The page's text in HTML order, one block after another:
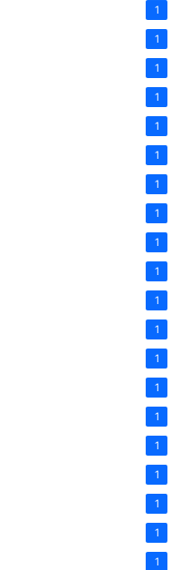
1
1
1
1
1
1
1
1
1
1
1
1
1
1
1
1
1
1
1
1